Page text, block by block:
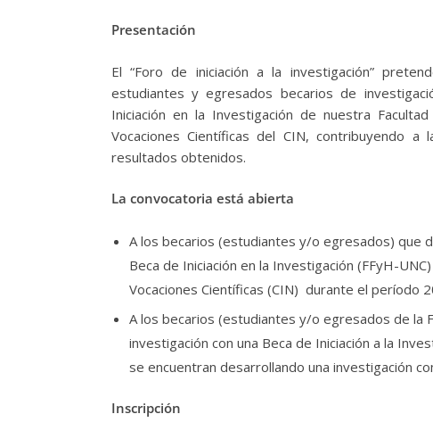
Presentación
El “Foro de iniciación a la investigación”
estudiantes y egresados becarios de
Iniciación en la Investigación de nuestra
Vocaciones Científicas del CIN, contribuyendo
resultados obtenidos.
La convocatoria está abierta
A los becarios (estudiantes y/o egresados) que
Beca de Iniciación en la Investigación (FFyH-
Vocaciones Científicas (CIN) durante el período
A los becarios (estudiantes y/o egresados de la
investigación con una Beca de Iniciación a la
se encuentran desarrollando una investigación
Inscripción